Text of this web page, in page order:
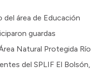
del área de Educación
guardas
Natural Protegida Río
del SPLIF El Bolsón,